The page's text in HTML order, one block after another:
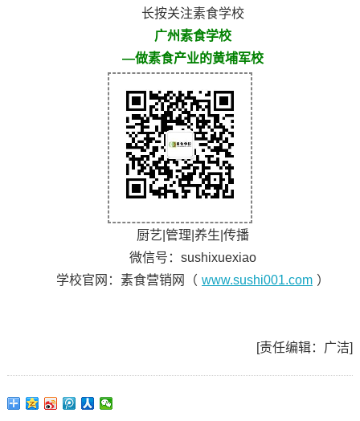
长按关注素食学校
广州素食学校
—做素食产业的黄埔军校
厨艺|管理|养生|传播
微信号：sushixuexiao
学校官网：素食营销网（ www.sushi001.com ）
[责任编辑：广洁]